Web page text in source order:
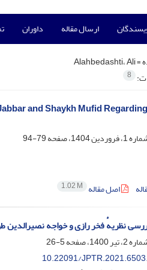
ارسال مقاله داوران
=Alahbedashti، Ali
8
and Shaykh Mufid Regarding
79-94
اصل مقاله 1.02 M
نظریهٔ فخر رازی و خواجه
5-26
10.22091/